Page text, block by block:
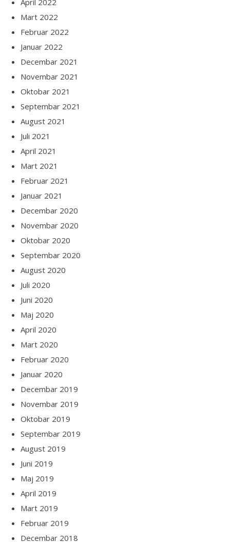
Mart 2022
Februar 2022
Januar 2022
Decembar 2021
Novembar 2021
Oktobar 2021
Septembar 2021
August 2021
Juli 2021
April 2021
Mart 2021
Februar 2021
Januar 2021
Decembar 2020
Novembar 2020
Oktobar 2020
Septembar 2020
August 2020
Juli 2020
Juni 2020
Maj 2020
April 2020
Mart 2020
Februar 2020
Januar 2020
Decembar 2019
Novembar 2019
Oktobar 2019
Septembar 2019
August 2019
Juni 2019
Maj 2019
April 2019
Mart 2019
Februar 2019
Decembar 2018